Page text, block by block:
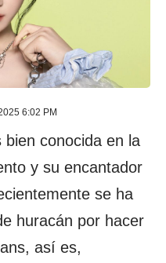
6:02 PM
bien conocida en la
y su encantador
se ha
huracán por hacer
así es,